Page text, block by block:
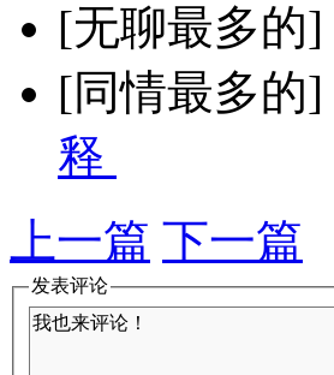
[无聊最多的]
[同情最多的]
释
上一篇 下一篇
发表评论